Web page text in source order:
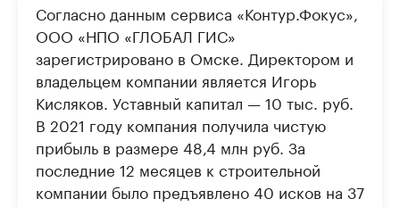
Согласно данным сервиса «Контур.Фокус»,
ООО «НПО «ГЛОБАЛ ГИС»
зарегистрировано в Омске. Директором и
владельцем компании является Игорь
Кисляков. Уставный капитал — 10 тыс. руб.
В 2021 году компания получила чистую
прибыль в размере 48,4 млн руб. За
последние 12 месяцев к строительной
компании было предъявлено 40 исков на 37